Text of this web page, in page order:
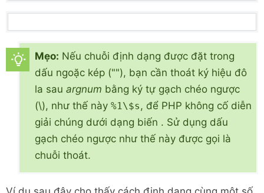
Mẹo: Nếu chuỗi định dạng được đặt trong
dấu ngoặc kép (""), bạn cần thoát ký hiệu đô
la sau argnum bằng ký tự gạch chéo ngược
(\), như thế này %1\$s, để PHP không cố diễn
giải chúng dưới dạng biến . Sử dụng dấu
gạch chéo ngược như thế này được gọi là
chuỗi thoát.